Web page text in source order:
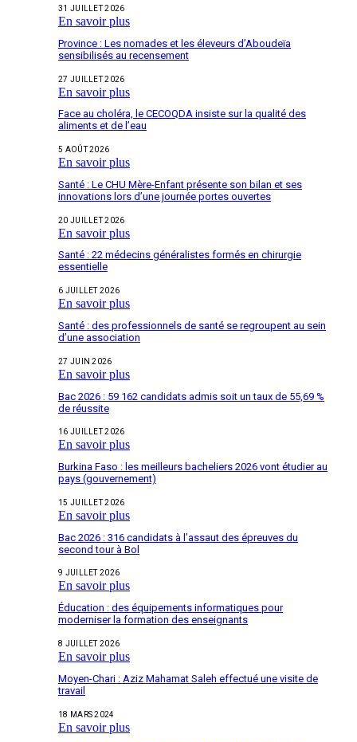
31 JUILLET 2026
En savoir plus
Province : Les nomades et les éleveurs d’Aboudeïa
sensibilisés au recensement
27 JUILLET 2026
En savoir plus
Face au choléra, le CECOQDA insiste sur la qualité des
aliments et de l’eau
5 AOÛT 2026
En savoir plus
Santé : Le CHU Mère-Enfant présente son bilan et ses
innovations lors d’une journée portes ouvertes
20 JUILLET 2026
En savoir plus
Santé : 22 médecins généralistes formés en chirurgie
essentielle
6 JUILLET 2026
En savoir plus
Santé : des professionnels de santé se regroupent au sein
d’une association
27 JUIN 2026
En savoir plus
Bac 2026 : 59 162 candidats admis soit un taux de 55,69 %
de réussite
16 JUILLET 2026
En savoir plus
Burkina Faso : les meilleurs bacheliers 2026 vont étudier au
pays (gouvernement)
15 JUILLET 2026
En savoir plus
Bac 2026 : 316 candidats à l’assaut des épreuves du
second tour à Bol
9 JUILLET 2026
En savoir plus
Éducation : des équipements informatiques pour
moderniser la formation des enseignants
8 JUILLET 2026
En savoir plus
Moyen-Chari : Aziz Mahamat Saleh effectué une visite de
travail
18 MARS 2024
En savoir plus